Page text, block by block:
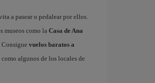
a pasear o pedalear por ellos.
museos como la Casa de Ana
Consigue vuelos baratos a
algunos de los locales de